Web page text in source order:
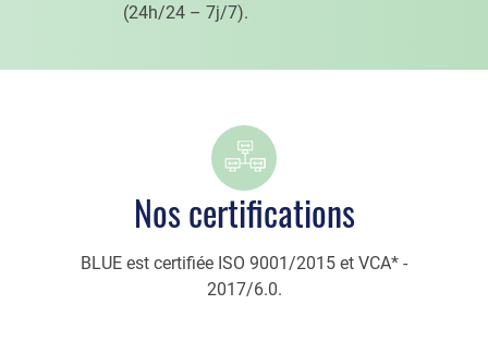
(24h/24 – 7j/7).
Nos certifications
BLUE est certifiée ISO 9001/2015 et VCA* -
2017/6.0.